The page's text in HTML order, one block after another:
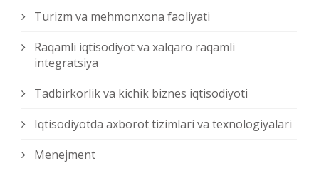
Turizm va mehmonxona faoliyati
Raqamli iqtisodiyot va xalqaro raqamli
integratsiya
Tadbirkorlik va kichik biznes iqtisodiyoti
Iqtisodiyotda axborot tizimlari va texnologiyalari
Menejment